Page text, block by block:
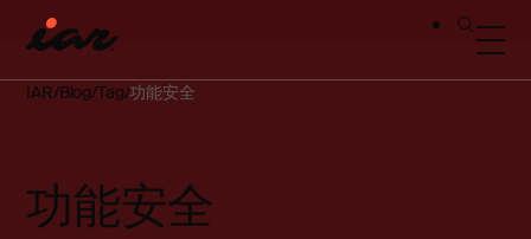
IAR Blog Tag 功能安全
功能安全